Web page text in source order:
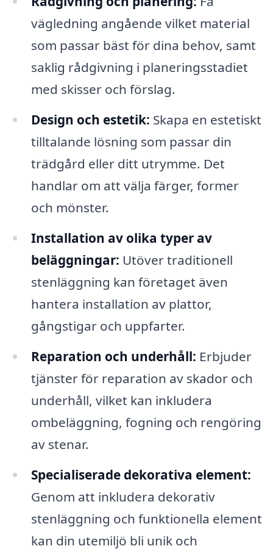
vägledning angående vilket material
som passar bäst för dina behov, samt
saklig rådgivning i planeringsstadiet
med skisser och förslag.
Design och estetik: Skapa en estetiskt
tilltalande lösning som passar din
trädgård eller ditt utrymme. Det
handlar om att välja färger, former
och mönster.
Installation av olika typer av
beläggningar: Utöver traditionell
stenläggning kan företaget även
hantera installation av plattor,
gångstigar och uppfarter.
Reparation och underhåll: Erbjuder
tjänster för reparation av skador och
underhåll, vilket kan inkludera
ombeläggning, fogning och rengöring
av stenar.
Specialiserade dekorativa element:
Genom att inkludera dekorativ
stenläggning och funktionella element
kan din utemiljö bli unik och